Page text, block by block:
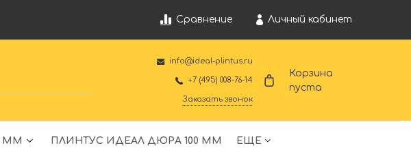
Сравнение Личный кабинет
info@ideal-plintus.ru
+7 (495) 008-76-14
Заказать звонок
Корзина
пуста
ММ ПЛИНТУС ИДЕАЛ ДЮРА 100 ММ ЕЩЕ